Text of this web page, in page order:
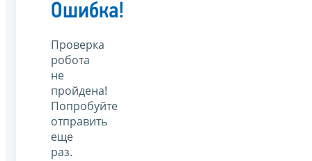
Ошибка!
Проверка
робота
не
пройдена!
Попробуйте
отправить
еще
раз.